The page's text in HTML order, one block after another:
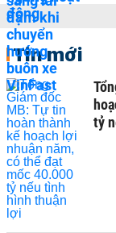
Tin mới
tỷ